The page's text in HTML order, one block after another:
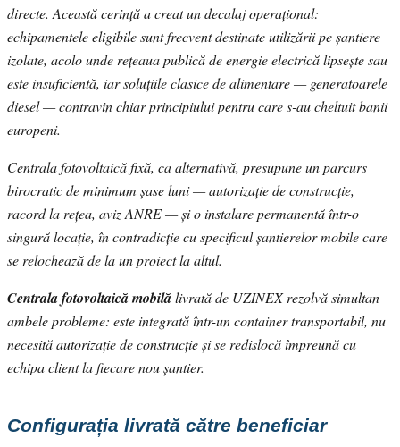
directe. Această cerință a creat un decalaj operațional:
echipamentele eligibile sunt frecvent destinate utilizării pe șantiere
izolate, acolo unde rețeaua publică de energie electrică lipsește sau
este insuficientă, iar soluțiile clasice de alimentare — generatoarele
diesel — contravin chiar principiului pentru care s-au cheltuit banii
europeni.
Centrala fotovoltaică fixă, ca alternativă, presupune un parcurs
birocratic de minimum șase luni — autorizație de construcție,
racord la rețea, aviz ANRE — și o instalare permanentă într-o
singură locație, în contradicție cu specificul șantierelor mobile care
se relochează de la un proiect la altul.
Centrala fotovoltaică mobilălivrată de UZINEX rezolvă simultan
ambele probleme: este integrată într-un container transportabil, nu
necesită autorizație de construcție și se redislocă împreună cu
echipa client la fiecare nou șantier.
Configurația livrată către beneficiar